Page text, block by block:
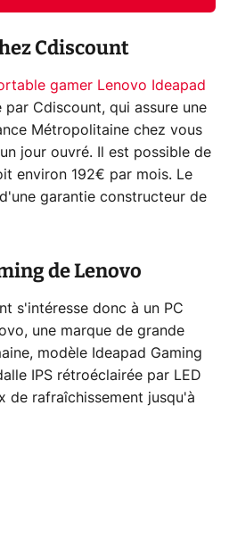
Cdiscount
gamer Lenovo Ideapad
par Cdiscount, qui assure une
Métropolitaine chez vous
jour ouvré. Il est possible de
environ 192€ par mois. Le
garantie constructeur de
de Lenovo
s'intéresse donc à un PC
une marque de grande
modèle Ideapad Gaming
IPS rétroéclairée par LED
de rafraîchissement jusqu'à